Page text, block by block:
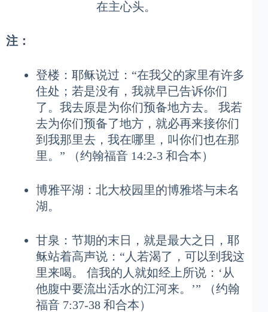
在主心头。
注：
登楼：耶稣说过：“在我父的家里有许多
住处；若是没有，我就早已告诉你们
了。我去原是为你们预备地方去。 我若
去为你们预备了地方，就必再来接你们
到我那里去，我在哪里，叫你们也在那
里。” （约翰福音 14:2-3 和合本）
博雅平湖：北大校园里的博雅塔与未名
湖。
甘泉：节期的末日，就是最大之日，耶
稣站着高声说：“人若渴了，可以到我这
里来喝。 信我的人就如经上所说：‘从
他腹中要流出活水的江河来。’” （约翰
福音 7:37-38 和合本）